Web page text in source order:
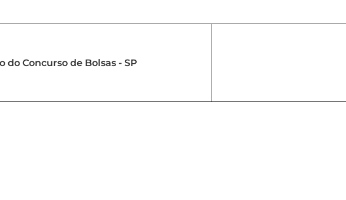
Concurso de Bolsas - SP